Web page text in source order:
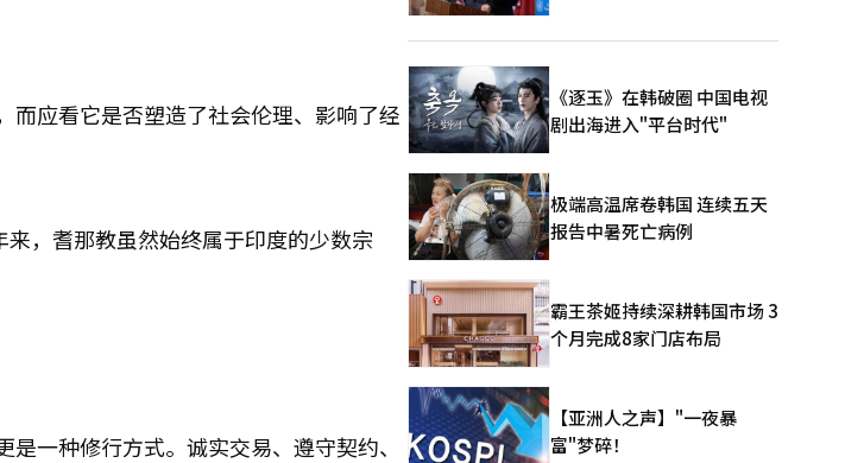
而应看它是否塑造了社会伦理、影响了经
，耆那教虽然始终属于印度的少数宗
一种修行方式。诚实交易、遵守契约、
《逐玉》在韩破圈 中国电视
剧出海进入"平台时代"
极端高温席卷韩国 连续五天
报告中暑死亡病例
霸王茶姬持续深耕韩国市场 3
个月完成8家门店布局
【亚洲人之声】"一夜暴
富"梦碎！